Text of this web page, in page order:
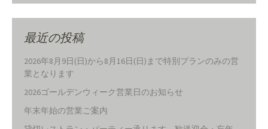
最近の投稿
2026年8月9日(日)から8月16日(日)まで特別プランのみの営
業となります
2026ゴールデンウィーク営業日のお知らせ
年末年始の営業ご案内